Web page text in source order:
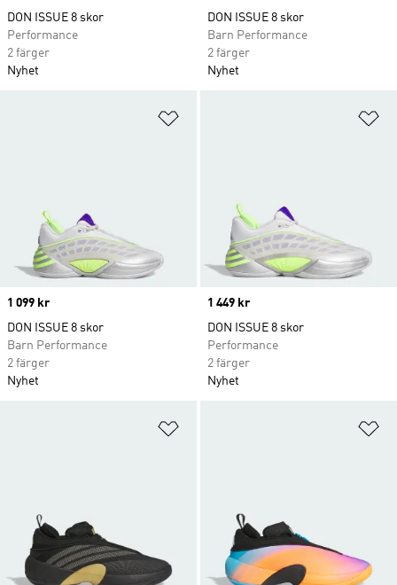
DON ISSUE 8 skor
Performance
2 färger
Nyhet
DON ISSUE 8 skor
Barn Performance
2 färger
Nyhet
Price
1 099 kr
DON ISSUE 8 skor
Barn Performance
2 färger
Nyhet
Price
1 449 kr
DON ISSUE 8 skor
Performance
2 färger
Nyhet